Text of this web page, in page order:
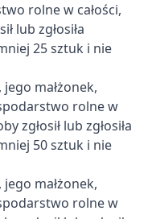
rolne w całości,
lub zgłosiła
25 sztuk i nie
małżonek,
rolne w
zgłosił lub zgłosiła
50 sztuk i nie
małżonek,
rolne w